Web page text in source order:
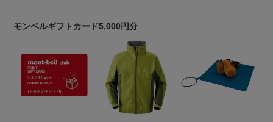
モンベルギフトカード5,000円分